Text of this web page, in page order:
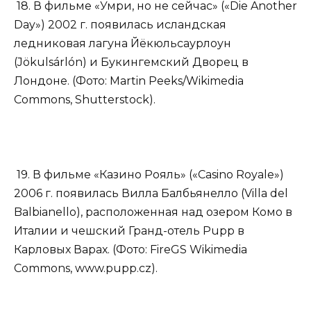
18. В фильме «Умри, но не сейчас» («Die Another
Day») 2002 г. появилась исландская
ледниковая лагуна Йёкюльсаурлоун
(Jökulsárlón) и Букингемский Дворец в
Лондоне. (Фото: Martin Peeks/Wikimedia
Commons, Shutterstock).
19. В фильме «Казино Рояль» («Casino Royale»)
2006 г. появилась Вилла Балбьянелло (Villa del
Balbianello), расположенная над озером Комо в
Италии и чешский Гранд-отель Pupp в
Карловых Варах. (Фото: FireGS Wikimedia
Commons, www.​pupp.​cz).